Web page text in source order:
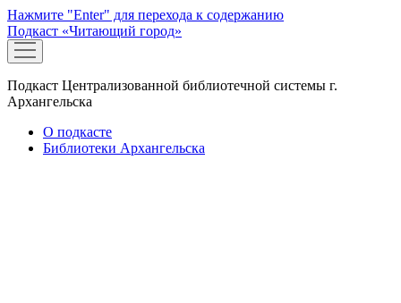
Нажмите "Enter" для перехода к содержанию
Подкаст «Читающий город»
открыть
меню
Подкаст Централизованной библиотечной системы г.
Архангельска
О подкасте
Библиотеки Архангельска